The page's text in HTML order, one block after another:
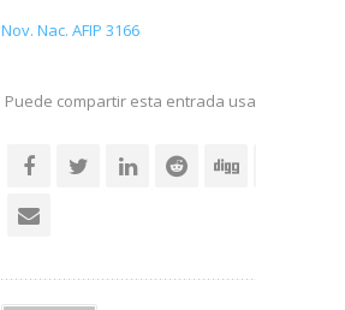
Nov. Nac. AFIP 3166
Puede compartir esta entrada usando sus